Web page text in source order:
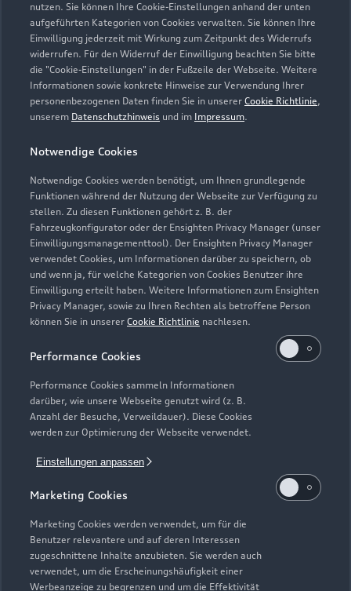
nutzen. Sie können Ihre Cookie-Einstellungen anhand der unten
aufgeführten Kategorien von Cookies verwalten. Sie können Ihre
Einwilligung jederzeit mit Wirkung zum Zeitpunkt des Widerrufs
widerrufen. Für den Widerruf der Einwilligung beachten Sie bitte
die "Cookie-Einstellungen" in der Fußzeile der Webseite. Weitere
Informationen sowie konkrete Hinweise zur Verwendung Ihrer
personenbezogenen Daten finden Sie in unserer Cookie Richtlinie,
unserem Datenschutzhinweis und im Impressum.
Notwendige Cookies
Notwendige Cookies werden benötigt, um Ihnen grundlegende
Funktionen während der Nutzung der Webseite zur Verfügung zu
stellen. Zu diesen Funktionen gehört z. B. der
Fahrzeugkonfigurator oder der Ensighten Privacy Manager (unser
Einwilligungsmanagementtool). Der Ensighten Privacy Manager
verwendet Cookies, um Informationen darüber zu speichern, ob
und wenn ja, für welche Kategorien von Cookies Benutzer ihre
Einwilligung erteilt haben. Weitere Informationen zum Ensighten
Privacy Manager, sowie zu Ihren Rechten als betroffene Person
können Sie in unserer Cookie Richtlinie nachlesen.
Performance Cookies
Performance Cookies sammeln Informationen
darüber, wie unsere Webseite genutzt wird (z. B.
Anzahl der Besuche, Verweildauer). Diese Cookies
werden zur Optimierung der Webseite verwendet.
Einstellungen anpassen
Marketing Cookies
Marketing Cookies werden verwendet, um für die
Benutzer relevantere und auf deren Interessen
zugeschnittene Inhalte anzubieten. Sie werden auch
verwendet, um die Erscheinungshäufigkeit einer
Werbeanzeige zu begrenzen und um die Effektivität
Verkauf
Schließt bald 18:30
Service
Geschlossen,öffnet amFreitag 08:00
Teile- & Zubehörverkauf
Geschlossen,öffnet am Freitag 08:00
Zurück nach oben
Modelle
Elektromodelle
Plug-in-Hybride
Neuwagensuche
Gebrauchtwagensuche
Geschäftskunden
Service & Zubehör
Saisonale Angebote
Audi Services
Garantie
Audi digital services
myAudi
Support
Audi Code
Häufige Fragen (FAQ)
Über Audi
Unternehmen
Karriere
Investor Relations